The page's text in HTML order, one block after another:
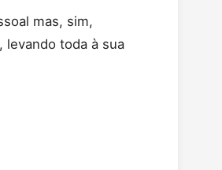
mas, sim,
levando toda à sua